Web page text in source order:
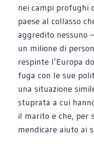
nei campi profughi
paese al collasso
aggredito nessuno
un milione di
respinte l’Europa
fuga con le sue
una situazione
stuprata a cui
il marito e che, per
mendicare aiuto ai